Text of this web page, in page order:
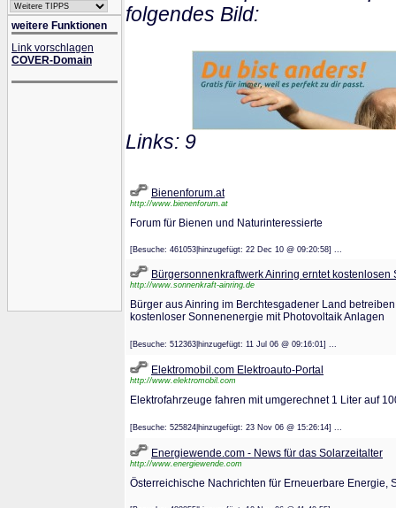
weitere Funktionen
Link vorschlagen
COVER-Domain
folgendes Bild:
Links: 9
Bienenforum.at
http://www.bienenforum.at
Forum für Bienen und Naturinteressierte
[Besuche: 461053|hinzugefügt: 22 Dec 10 @ 09:20:58] ...
Bürgersonnenkraftwerk Ainring erntet kostenlosen
http://www.sonnenkraft-ainring.de
Bürger aus Ainring im Berchtesgadener Land
kostenloser Sonnenenergie mit Photovoltaik Anlagen
[Besuche: 512363|hinzugefügt: 11 Jul 06 @ 09:16:01] ...
Elektromobil.com Elektroauto-Portal
http://www.elektromobil.com
Elektrofahrzeuge fahren mit umgerechnet 1 Liter auf
[Besuche: 525824|hinzugefügt: 23 Nov 06 @ 15:26:14] ...
Energiewende.com - News für das Solarzeitalter
http://www.energiewende.com
Österreichische Nachrichten für Erneuerbare Energie,